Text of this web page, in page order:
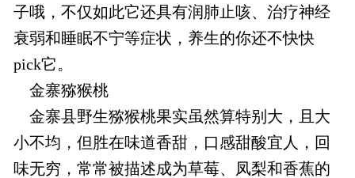
子哦，不仅如此它还具有润肺止咳、治疗神经
衰弱和睡眠不宁等症状，养生的你还不快快
pick它。
金寨猕猴桃
金寨县野生猕猴桃果实虽然算特别大，且大
小不均，但胜在味道香甜，口感甜酸宜人，回
味无穷，常常被描述成为草莓、凤梨和香蕉的